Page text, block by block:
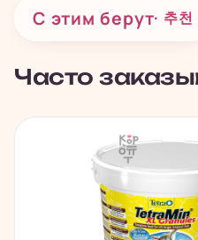
С этим берут· 추천
Часто